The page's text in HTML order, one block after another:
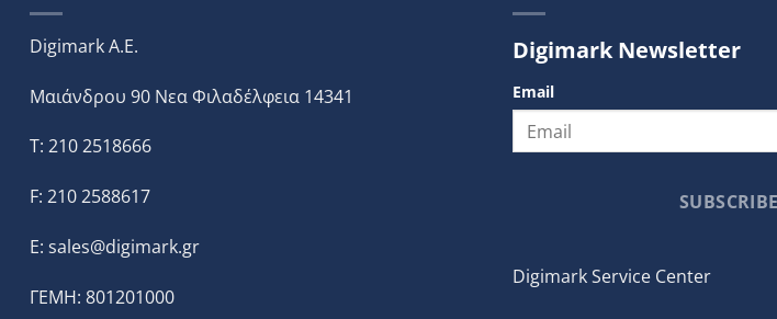
Digimark A.E.
Μαιάνδρου 90 Νεα Φιλαδέλφεια 14341
T: 210 2518666
F: 210 2588617
E: sales@digimark.gr
ΓΕΜΗ: 801201000
Digimark Newsletter
Email
SUBSCRIBE
Digimark Service Center